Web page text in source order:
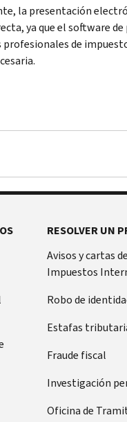
la presentación
ya que el software
profesionales de
RESOLVER UN
Avisos y cartas
Impuestos
Robo de
Estafas
Fraude fiscal
Investigación
Oficina de